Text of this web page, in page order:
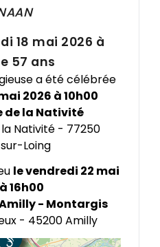
18 mai 2026 à
57 ans
a été célébrée
2026 à 10h00
de la Nativité
Nativité - 77250
Loing
le vendredi 22 mai
16h00
- Montargis
- 45200 Amilly
de la Nativité
de la Nativité